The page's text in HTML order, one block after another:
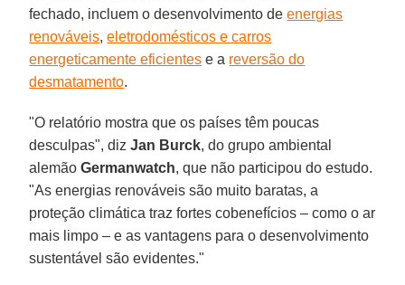
fechado, incluem o desenvolvimento deenergias
renováveis,eletrodomésticos e carros
energeticamente eficientes e a reversão do
desmatamento.
"O relatório mostra que os países têm poucas
desculpas", dizJan Burck, do grupo ambiental
alemãoGermanwatch, que não participou do estudo.
"As energias renováveis são muito baratas, a
proteção climática traz fortes cobenefícios – como o ar
mais limpo – e as vantagens para o desenvolvimento
sustentável são evidentes."